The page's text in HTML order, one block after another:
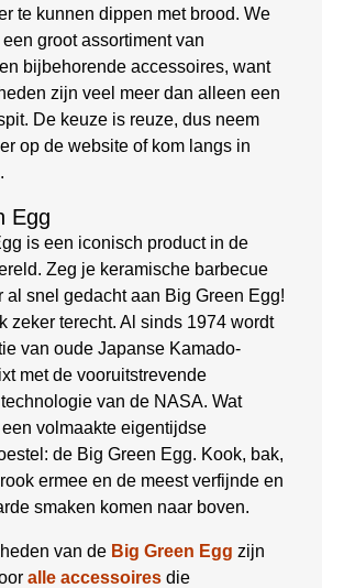
te kunnen dippen met brood. We
groot assortiment van
en bijbehorende accessoires, want
zijn veel meer dan alleen een
De keuze is reuze, dus neem
op de website of kom langs in
Egg
is een iconisch product in de
Zeg je keramische barbecue
al snel gedacht aan Big Green Egg!
zeker terecht. Al sinds 1974 wordt
van oude Japanse Kamado-
met de vooruitstrevende
van de NASA. Wat
volmaakte eigentijdse
de Big Green Egg. Kook, bak,
ermee en de meest verfijnde en
smaken komen naar boven.
van de Big Green Egg zijn
alle accessoires die